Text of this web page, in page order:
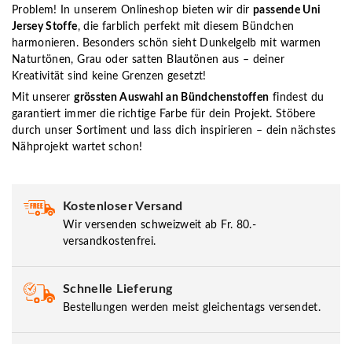
Problem! In unserem Onlineshop bieten wir dirpassende Uni
Jersey Stoffe, die farblich perfekt mit diesem Bündchen
harmonieren. Besonders schön sieht Dunkelgelb mit warmen
Naturtönen, Grau oder satten Blautönen aus – deiner
Kreativität sind keine Grenzen gesetzt!
Mit unserergrössten Auswahl an Bündchenstoffen findest du
garantiert immer die richtige Farbe für dein Projekt. Stöbere
durch unser Sortiment und lass dich inspirieren – dein nächstes
Nähprojekt wartet schon!
Kostenloser Versand
Wir versenden schweizweit ab Fr. 80.-
versandkostenfrei.
Schnelle Lieferung
Bestellungen werden meist gleichentags versendet.